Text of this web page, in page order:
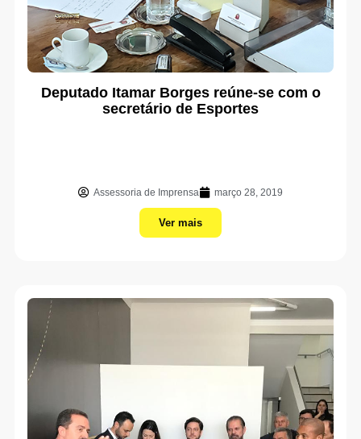
Deputado Itamar Borges reúne-se com o
secretário de Esportes
Assessoria de Imprensa março 28, 2019
Ver mais